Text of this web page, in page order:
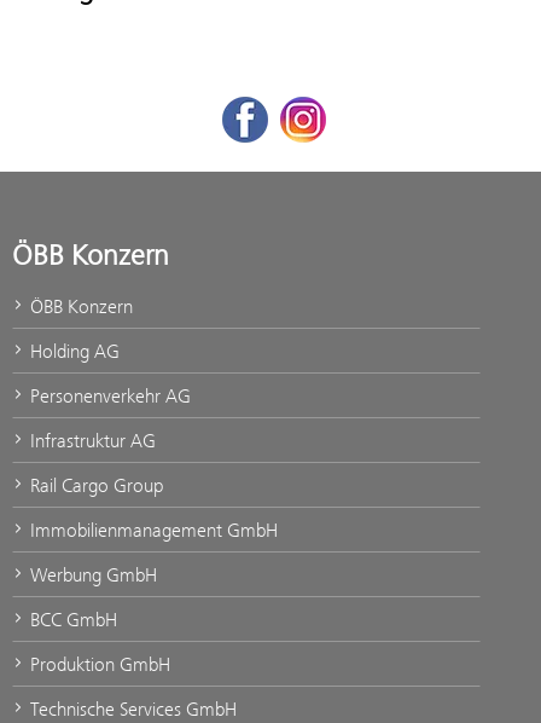
FacebookInstagram
ÖBB Konzern
ÖBB Konzern
Holding AG
Personenverkehr AG
Infrastruktur AG
Rail Cargo Group
Immobilienmanagement GmbH
Werbung GmbH
BCC GmbH
Produktion GmbH
Technische Services GmbH